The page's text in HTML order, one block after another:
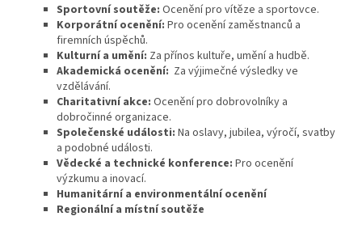
Sportovní soutěže: Ocenění pro vítěze a sportovce.
Korporátní ocenění: Pro ocenění zaměstnanců a
firemních úspěchů.
Kulturní a umění: Za přínos kultuře, umění a hudbě.
Akademická ocenění: Za výjimečné výsledky ve
vzdělávání.
Charitativní akce: Ocenění pro dobrovolníky a
dobročinné organizace.
Společenské události: Na oslavy, jubilea, výročí, svatby
a podobné události.
Vědecké a technické konference: Pro ocenění
výzkumu a inovací.
Humanitární a environmentální ocenění
Regionální a místní soutěže